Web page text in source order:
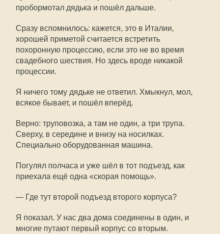
пробормотал дядька и пошёл дальше.
Сразу вспомнилось: кажется, это в Италии,
хорошей приметой считается встретить
похоронную процессию, если это не во время
свадебного шествия. Но здесь вроде никакой
процессии.
Я ничего тому дядьке не ответил. Хмыкнул, мол,
всякое бывает, и пошёл вперёд.
Верно: труповозка, а там не один, а три трупа.
Сверху, в середине и внизу на носилках.
Специально оборудованная машина.
Погулял полчаса и уже шёл в тот подъезд, как
приехала ещё одна «скорая помощь».
— Где тут второй подъезд второго корпуса?
Я показал. У нас два дома соединены в один, и
многие путают первый корпус со вторым.